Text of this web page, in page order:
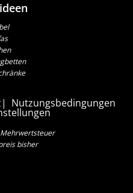
Nutzungsbedingungen
bisher